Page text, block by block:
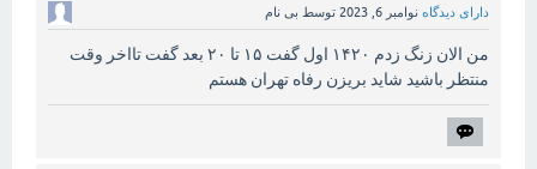
دارای دیدگاه نوامبر 6, 2023 توسط بی نام
من الان زنگ زدم ۱۴۲۰ اول گفت ۱۵ تا ۲۰ بعد گفت تااخر وقت
منتظر باشید شاید بریزن رفاه تهران هستم